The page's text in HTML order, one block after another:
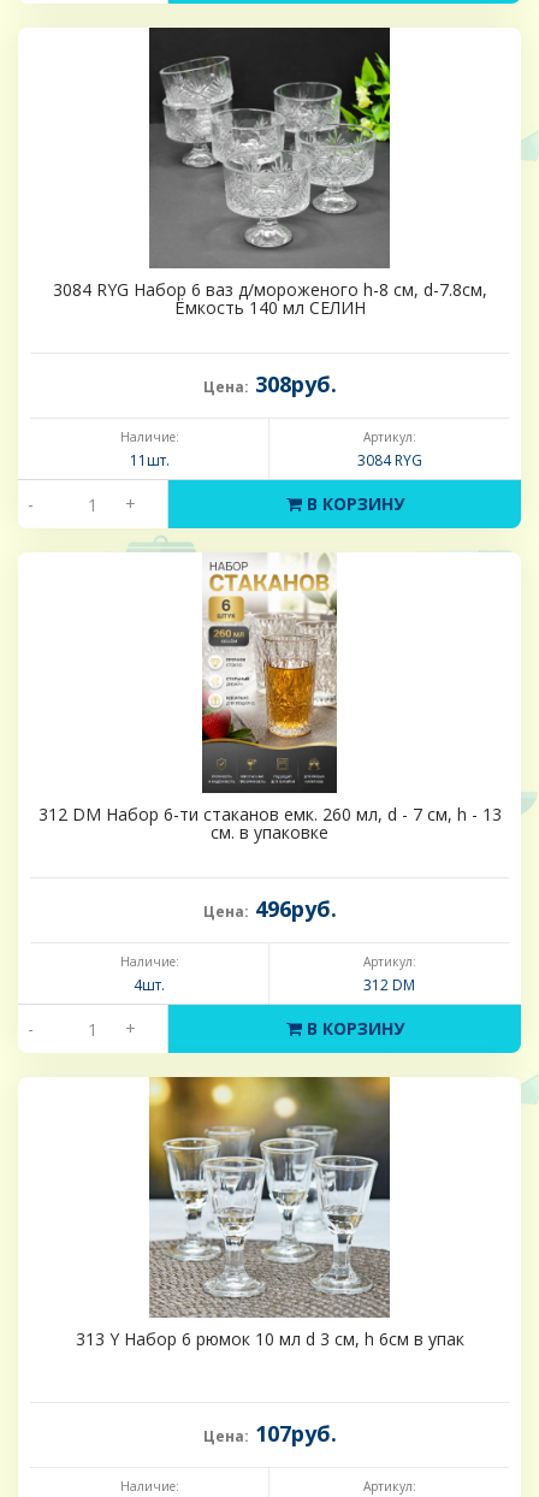
3084 RYG Набор 6 ваз д/мороженого h-8 см, d-7.8см,
Ёмкость 140 мл СЕЛИН
Цена: 308руб.
Наличие:
11шт.
Артикул:
3084 RYG
- + В КОРЗИНУ
312 DM Набор 6-ти стаканов емк. 260 мл, d - 7 см, h - 13
см. в упаковке
Цена: 496руб.
Наличие:
4шт.
Артикул:
312 DM
- + В КОРЗИНУ
313 Y Набор 6 рюмок 10 мл d 3 см, h 6см в упак
Цена: 107руб.
Наличие: Артикул: